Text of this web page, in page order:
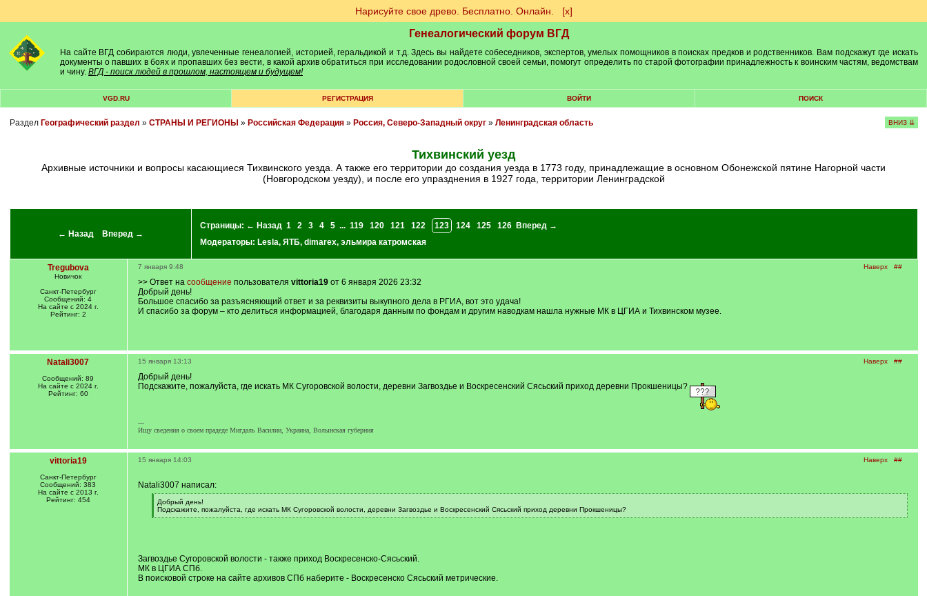
Нарисуйте свое древо. Бесплатно. Онлайн. [х]
Генеалогический форум ВГД
На сайте ВГД собираются люди, увлеченные генеалогией, историей, геральдикой и т.д. Здесь вы найдете собеседников, экспертов, умелых помощников в поисках предков и родственников. Вам подскажут где искать
документы о павших в боях и пропавших без вести, в какой архив обратиться при исследовании родословной своей семьи, помогут определить по старой фотографии принадлежность к воинским частям, ведомствам
и чину. ВГД - поиск людей в прошлом, настоящем и будущем!
VGD.RU РЕГИСТРАЦИЯ ВОЙТИ ПОИСК
Раздел Географический раздел » СТРАНЫ И РЕГИОНЫ » Российская Федерация» Россия, Северо-Западный округ» Ленинградская область ВНИЗ ⇊
Тихвинский уезд
Архивные источники и вопросы касающиеся Тихвинского уезда. А также его территории до создания уезда в 1773 году, принадлежащие в основном Обонежской пятине Нагорной части
(Новгородском уезду), и после его упразднения в 1927 года, территории Ленинградской
← Назад Вперед →
Страницы: ← Назад 1 2 3 4 5 ... 119 120 121 122 123 124 125 126
Вперед →
Модераторы: Lesla, ЯТБ, dimarex, эльмира катромская
Tregubova
Новичок
Санкт-Петербург
Сообщений: 4
На сайте с 2024 г.
Рейтинг: 2
Наверх ##
7 января 9:48
>> Ответ на сообщение пользователя vittoria19от 6 января 2026 23:32
Добрый день!
Большое спасибо за разъясняющий ответ и за реквизиты выкупного дела в РГИА, вот это удача!
И спасибо за форум – кто делиться информацией, благодаря данным по фондам и другим наводкам нашла нужные МК в ЦГИА и Тихвинском музее.
Natali3007
Сообщений: 89
На сайте с 2024 г.
Рейтинг: 60
Наверх ##
15 января 13:13
Добрый день!
Подскажите, пожалуйста, где искать МК Сугоровской волости, деревни Загвоздье и Воскресенский Сясьский приход деревни Прокшеницы?
---
Ищу сведения о своем прадеде Мигдаль Василии, Украина, Волынская губерния
vittoria19
Санкт-Петербург
Сообщений: 383
На сайте с 2013 г.
Рейтинг: 454
Наверх ##
15 января 14:03
Natali3007 написал:
[
q
]
Добрый день!
Подскажите, пожалуйста, где искать МК Сугоровской волости, деревни Загвоздье и Воскресенский Сясьский приход деревни Прокшеницы?
[
Загвоздье Сугоровской волости - также приход Воскресенско-Сясьский.
МК в ЦГИА СПб.
В поисковой строке на сайте архивов СПб наберите - Воскресенско Сясьский метрические.